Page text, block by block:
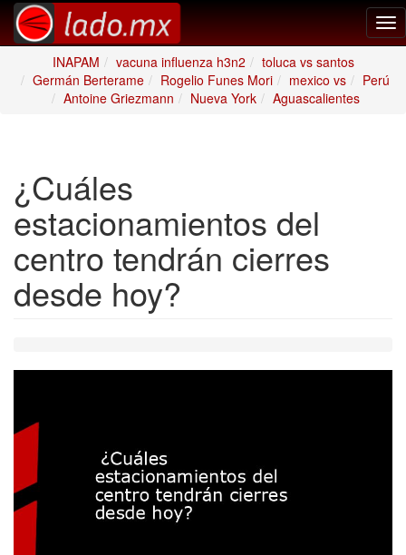
INAPAM
vacuna influenza h3n2
toluca vs santos
Germán Berterame
Rogelio Funes Mori mexico vs
Perú
Antoine Griezmann
Nueva York Aguascalientes
¿Cuáles
estacionamientos del
centro tendrán cierres
desde hoy?